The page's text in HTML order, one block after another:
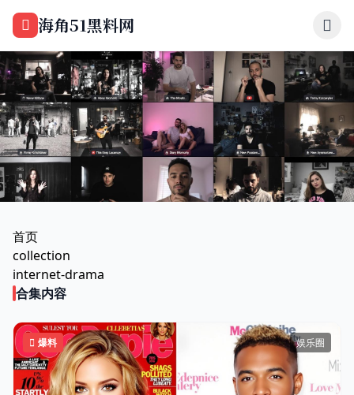
跳过导航
海角51黑料网
网络大瓜实录
共 89 篇内容
首页
collection
internet-drama
合集内容
爆料 娱乐圈